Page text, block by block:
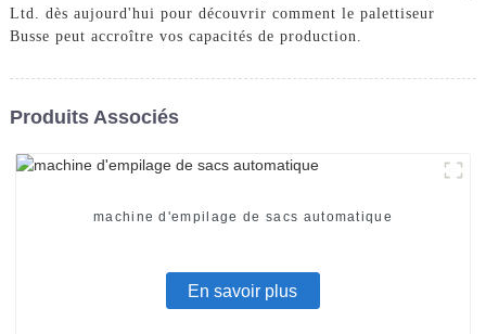
Ltd. dès aujourd'hui pour découvrir comment le palettiseur
Busse peut accroître vos capacités de production.
Produits Associés
machine d'empilage de sacs automatique
En savoir plus